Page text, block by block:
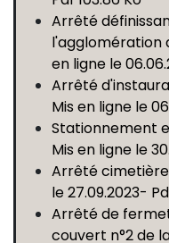
Arrêté
l'agglomération
en ligne le
Arrêté
Mis en ligne le
Stationnement
Mis en ligne le
Arrêté cimetière
le 27.09.2023-
Arrêté de
couvert n°2 de